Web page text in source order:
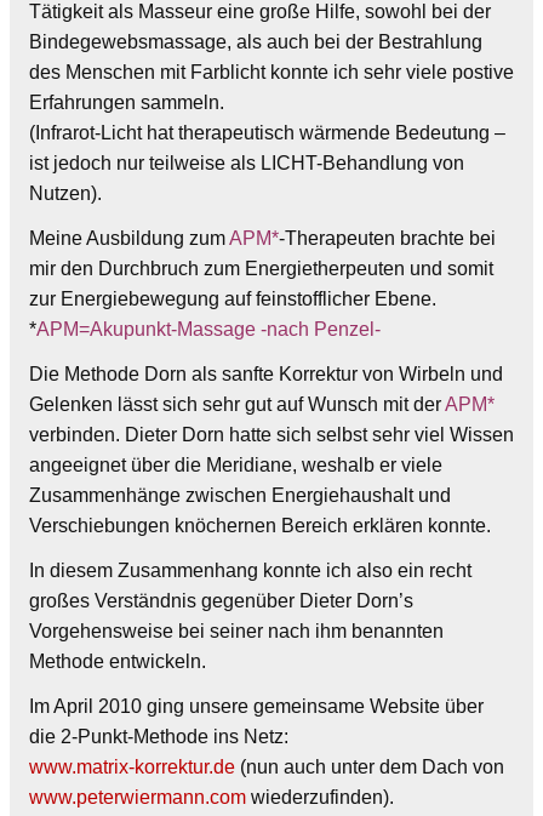
Tätigkeit als Masseur eine große Hilfe, sowohl bei der
Bindegewebsmassage, als auch bei der Bestrahlung
des Menschen mit Farblicht konnte ich sehr viele postive
Erfahrungen sammeln.
(Infrarot-Licht hat therapeutisch wärmende Bedeutung –
ist jedoch nur teilweise als LICHT-Behandlung von
Nutzen).
Meine Ausbildung zumAPM*-Therapeuten brachte bei
mir den Durchbruch zum Energietherpeuten und somit
zur Energiebewegung auf feinstofflicher Ebene.
*APM=Akupunkt-Massage -nach Penzel-
Die Methode Dorn als sanfte Korrektur von Wirbeln und
Gelenken lässt sich sehr gut auf Wunsch mit derAPM*
verbinden. Dieter Dorn hatte sich selbst sehr viel Wissen
angeeignet über die Meridiane, weshalb er viele
Zusammenhänge zwischen Energiehaushalt und
Verschiebungen knöchernen Bereich erklären konnte.
In diesem Zusammenhang konnte ich also ein recht
großes Verständnis gegenüber Dieter Dorn’s
Vorgehensweise bei seiner nach ihm benannten
Methode entwickeln.
Im April 2010 ging unsere gemeinsame Website über
die 2-Punkt-Methode ins Netz:
www.matrix-korrektur.de (nun auch unter dem Dach von
www.peterwiermann.com wiederzufinden).